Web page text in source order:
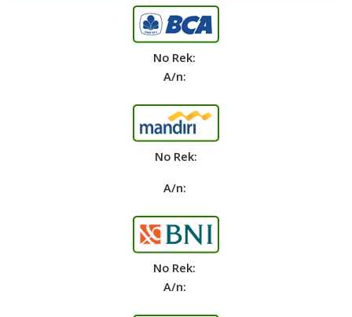
No Rek:
A/n:
No Rek:
A/n:
No Rek:
A/n: